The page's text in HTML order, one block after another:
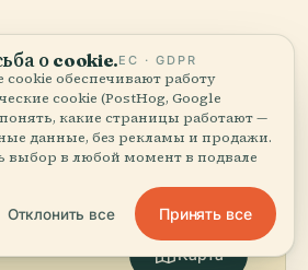
AUGUST 2025
Википедии и официальных
·Как мы создаём наши гиды →
Карта
о cookie.ЕС · GDPR
обеспечивают работу
cookie (PostHog, Google
какие страницы работают —
данные, без рекламы и продажи.
выбор в любой момент в подвале
Отклонить все Принять все